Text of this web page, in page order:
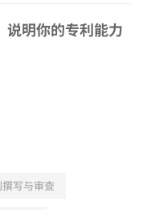
说明你的专利能力
写与审查